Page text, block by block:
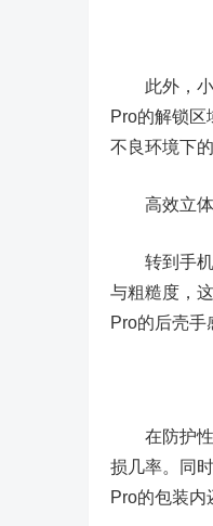
此外，小
Pro的解锁
不良环境下
高效立体
转到手机
与粗糙度，
Pro的后壳手
在防护性
损几率。同
Pro的包装内